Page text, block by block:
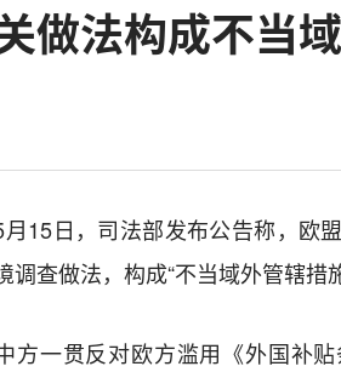
做法构成不当
月15日，司法部发布公告称，欧
调查做法，构成“不当域外管辖措
方一贯反对欧方滥用《外国补